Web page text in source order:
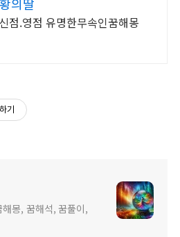
점.영점 유명한무속인꿈해몽
기
몽, 꿈해석, 꿈풀이,